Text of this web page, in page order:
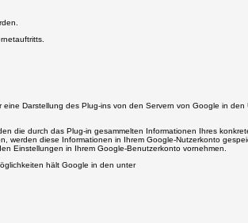
Darstellung des Plug-ins von den Servern von Google in
die durch das Plug-in gesammelten Informationen Ihres
werden diese Informationen in Ihrem Google-Nutzerkonto
Einstellungen in Ihrem Google-Benutzerkonto vornehmen.
hält Google in den unter